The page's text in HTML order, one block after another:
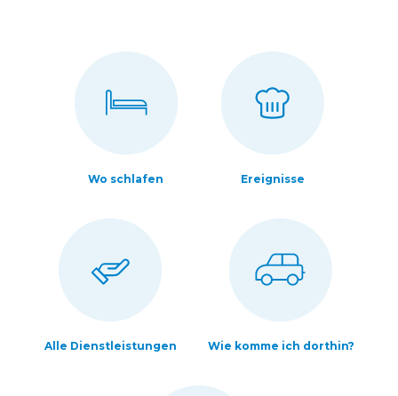
Wo schlafen Ereignisse
Alle Dienstleistungen Wie komme ich dorthin?